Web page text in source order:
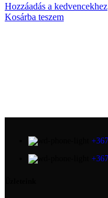
Hozzáadás a kedvencekhez
Kosárba teszem